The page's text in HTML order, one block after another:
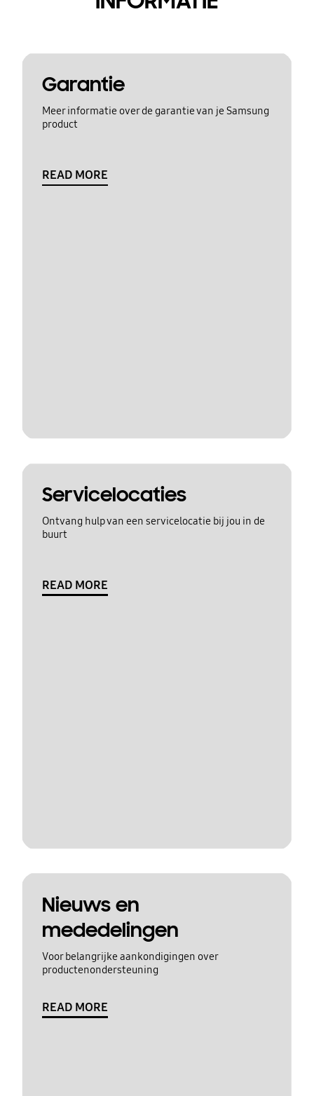
Garantie
Meer informatie over de garantie van je Samsung
product
READ MORE
Servicelocaties
Ontvang hulp van een servicelocatie bij jou in de
buurt
READ MORE
Nieuws en
mededelingen
Voor belangrijke aankondigingen over
productenondersteuning
READ MORE